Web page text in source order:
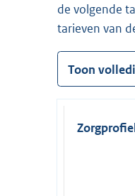
de volgende
tarieven van
Toon